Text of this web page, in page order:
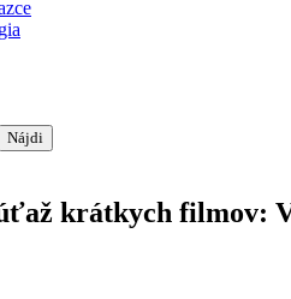
krátkych filmov: